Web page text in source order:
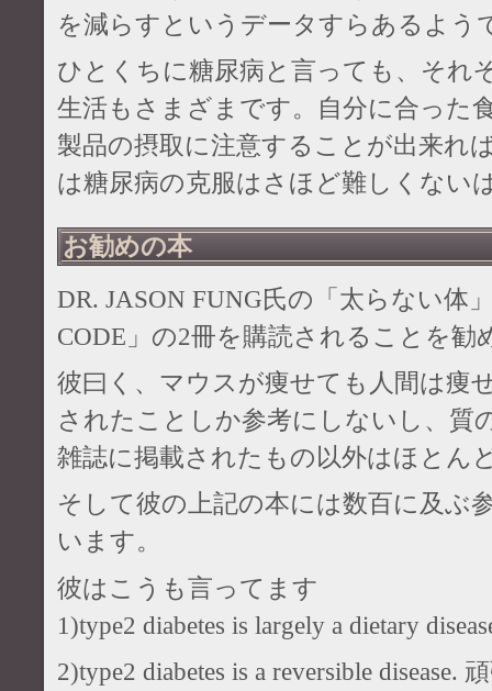
を減らすというデータすらあるよう
ひとくちに糖尿病と言っても、それ
生活もさまざまです。自分に合った
製品の摂取に注意することが出来れ
は糖尿病の克服はさほど難しくない
お勧めの本
DR. JASON FUNG氏の「太らない体
CODE」の2冊を購読されることを勧
彼曰く、マウスが痩せても人間は痩
されたことしか参考にしないし、質
雑誌に掲載されたもの以外はほとん
そして彼の上記の本には数百に及ぶ
います。
彼はこうも言ってます
1)type2 diabetes is largely a dietary
2)type2 diabetes is a reversible